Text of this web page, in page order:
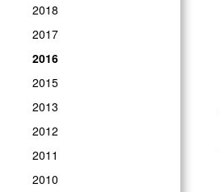
2018
2017
2016
2015
2013
2012
2011
2010